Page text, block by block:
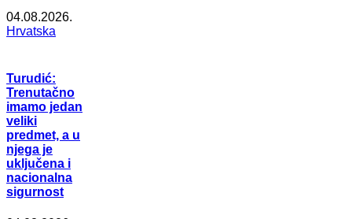
04.08.2026.
Hrvatska
Turudić:
Trenutačno
imamo jedan
veliki
predmet, a u
njega je
uključena i
nacionalna
sigurnost